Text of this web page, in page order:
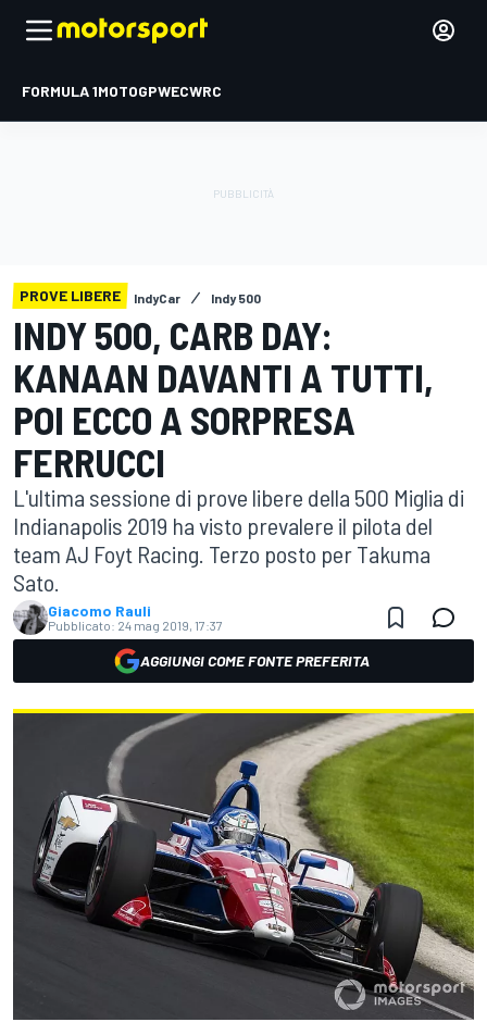
FORMULA 1MOTOGPWECWRC
PROVE LIBERE IndyCar Indy 500
INDY 500, CARB DAY:
KANAAN DAVANTI A TUTTI,
POI ECCO A SORPRESA
FERRUCCI
L'ultima sessione di prove libere della 500 Miglia di
Indianapolis 2019 ha visto prevalere il pilota del
team AJ Foyt Racing. Terzo posto per Takuma
Sato.
Giacomo Rauli
Pubblicato: 24 mag 2019, 17:37
AGGIUNGI COME FONTE PREFERITA